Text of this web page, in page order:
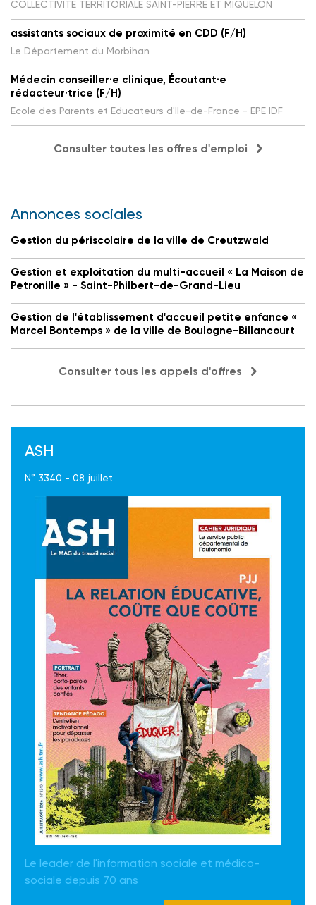
COLLECTIVITE TERRITORIALE SAINT-PIERRE ET MIQUELON
assistants sociaux de proximité en CDD (F/H)
Le Département du Morbihan
Médecin conseiller·e clinique, Écoutant·e
rédacteur·trice (F/H)
Ecole des Parents et Educateurs d'Ile-de-France - EPE IDF
Consulter toutes les offres d'emploi
Annonces sociales
Gestion du périscolaire de la ville de Creutzwald
Gestion et exploitation du multi-accueil « La Maison de
Petronille » - Saint-Philbert-de-Grand-Lieu
Gestion de l'établissement d'accueil petite enfance «
Marcel Bontemps » de la ville de Boulogne-Billancourt
Consulter tous les appels d'offres
ASH
N° 3340 - 08 juillet
Le leader de l'information sociale et médico-
sociale depuis 70 ans